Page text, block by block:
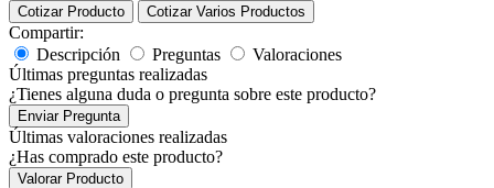
Cotizar Producto Cotizar Varios Productos
Compartir:
Descripción
Preguntas
Valoraciones
Últimas preguntas realizadas
¿Tienes alguna duda o pregunta sobre este producto?
Enviar Pregunta
Últimas valoraciones realizadas
¿Has comprado este producto?
Valorar Producto